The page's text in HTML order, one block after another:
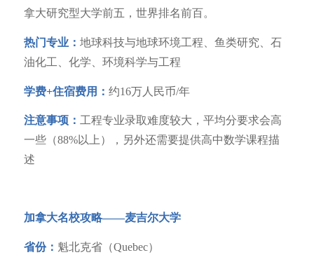
拿大研究型大学前五，世界排名前百。
热门专业： 地球科技与地球环境工程、鱼类研究、石
油化工、化学、环境科学与工程
学费+住宿费用： 约16万人民币/年
注意事项： 工程专业录取难度较大，平均分要求会高
一些（88%以上），另外还需要提供高中数学课程描
述
加拿大名校攻略——麦吉尔大学
省份： 魁北克省（Quebec）